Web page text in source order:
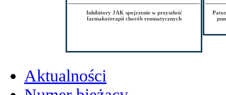
Inhibitory JAK spojrzenie w przyszłość
farmakoterapii chorób reumatycznych
Aktualności